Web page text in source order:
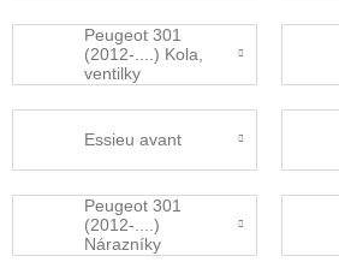
Peugeot 301
(2012-....) Kola,
ventilky
Essieu avant
Peugeot 301
(2012-....)
Nárazníky